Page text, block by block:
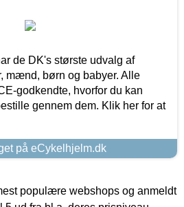
de DK's største udvalg af
mænd, børn og babyer. Alle
godkendte, hvorfor du kan
gennem dem. Klik her for at
på eCykelhjelm.dk
populære webshops og anmeldt